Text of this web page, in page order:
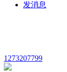
发消息
1273207799